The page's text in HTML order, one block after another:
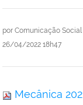
por Comunicação
26/04/2022 18h47
Mecânica